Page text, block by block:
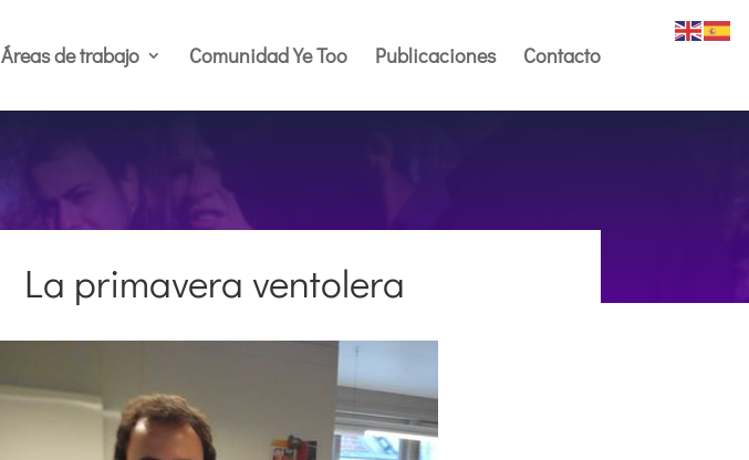
Áreas de trabajo Comunidad Ye Too Publicaciones Contacto
La primavera ventolera